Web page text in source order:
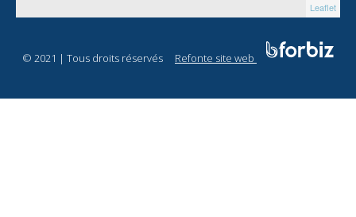
Leaflet
© 2021 | Tous droits réservés Refonte site web